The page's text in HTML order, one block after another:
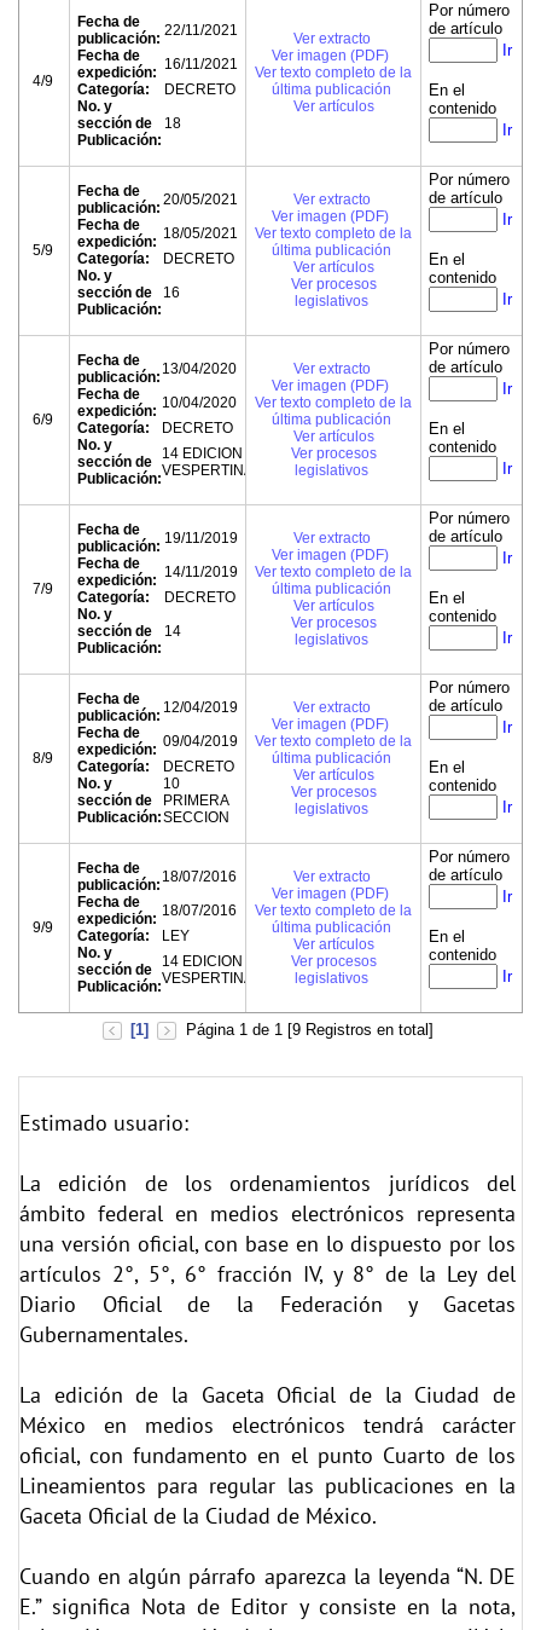
4/9
Fecha de
publicación: 22/11/2021
Fecha de
expedición: 16/11/2021
Categoría:
DECRETO
No. y
sección de
Publicación:
18
Ver extracto
Ver imagen (PDF)
Ver texto completo de la
última publicación
Ver artículos
Por número
de artículo
Ir
En el
contenido
Ir
5/9
Fecha de
publicación: 20/05/2021
Fecha de
expedición: 18/05/2021
Categoría:
DECRETO
No. y
sección de
Publicación:
16
Ver extracto
Ver imagen (PDF)
Ver texto completo de la
última publicación
Ver artículos
Ver procesos
legislativos
Por número
de artículo
Ir
En el
contenido
Ir
6/9
Fecha de
publicación: 13/04/2020
Fecha de
expedición: 10/04/2020
Categoría:
DECRETO
No. y
sección de
Publicación:
14 EDICION
VESPERTINA
Ver extracto
Ver imagen (PDF)
Ver texto completo de la
última publicación
Ver artículos
Ver procesos
legislativos
Por número
de artículo
Ir
En el
contenido
Ir
7/9
Fecha de
publicación: 19/11/2019
Fecha de
expedición: 14/11/2019
Categoría:
DECRETO
No. y
sección de
Publicación:
14
Ver extracto
Ver imagen (PDF)
Ver texto completo de la
última publicación
Ver artículos
Ver procesos
legislativos
Por número
de artículo
Ir
En el
contenido
Ir
8/9
Fecha de
publicación: 12/04/2019
Fecha de
expedición: 09/04/2019
Categoría:
DECRETO
No. y
sección de
Publicación:
10
PRIMERA
SECCION
Ver extracto
Ver imagen (PDF)
Ver texto completo de la
última publicación
Ver artículos
Ver procesos
legislativos
Por número
de artículo
Ir
En el
contenido
Ir
9/9
Fecha de
publicación: 18/07/2016
Fecha de
expedición: 18/07/2016
Categoría:
LEY
No. y
sección de
Publicación:
14 EDICION
VESPERTINA
Ver extracto
Ver imagen (PDF)
Ver texto completo de la
última publicación
Ver artículos
Ver procesos
legislativos
Por número
de artículo
Ir
En el
contenido
Ir
[1] Página 1 de 1 [9 Registros en total]
Estimado usuario:
La edición de los ordenamientos jurídicos del
ámbito federal en medios electrónicos representa
una versión oficial, con base en lo dispuesto por los
artículos 2°, 5°, 6° fracción IV, y 8° de la Ley del
Diario Oficial de la Federación y Gacetas
Gubernamentales.
La edición de la Gaceta Oficial de la Ciudad de
México en medios electrónicos tendrá carácter
oficial, con fundamento en el punto Cuarto de los
Lineamientos para regular las publicaciones en la
Gaceta Oficial de la Ciudad de México.
Cuando en algún párrafo aparezca la leyenda “N. DE
E.” significa Nota de Editor y consiste en la nota,